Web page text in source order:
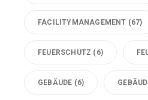
FACILITYMANAGEMENT (67)
FEUERSCHUTZ (6)
GEBÄUDE (6)